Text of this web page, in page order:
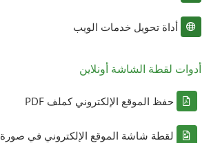
أداة تحويل خدمات الويب
أدوات لقطة الشاشة أونلاين
حفظ الموقع الإلكتروني كملف PDF
لقطة شاشة الموقع الإلكتروني في صورة JPG